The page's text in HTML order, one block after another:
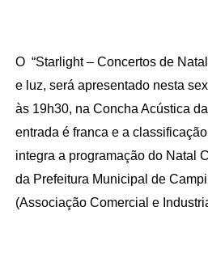
O  “Starlight – Concertos de
e luz, será apresentado nesta
às 19h30, na Concha Acústica
entrada é franca e a
integra a programação do Natal
da Prefeitura Municipal de
(Associação Comercial e